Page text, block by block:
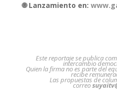
🌐 Lanzamiento en:
Este reportaje se publica
intercambio
Quien la firma no es parte del
recibe
Las propuestas de
correo